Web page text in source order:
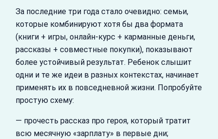
За последние три года стало очевидно: семьи,
которые комбинируют хотя бы два формата
(книги + игры, онлайн‑курс + карманные деньги,
рассказы + совместные покупки), показывают
более устойчивый результат. Ребенок слышит
одни и те же идеи в разных контекстах, начинает
применять их в повседневной жизни. Попробуйте
простую схему:
— прочесть рассказ про героя, который тратит
всю месячную «зарплату» в первые дни;